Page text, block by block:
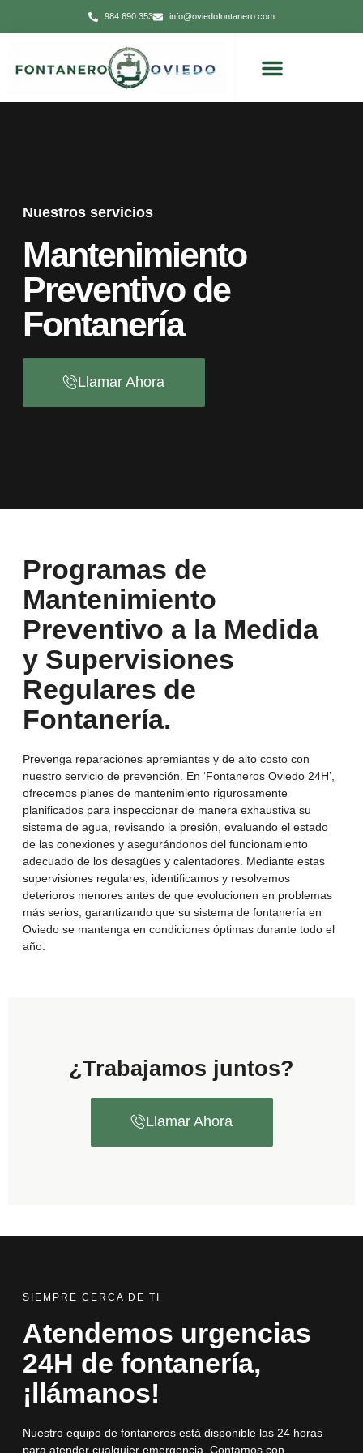
984 690 353 info@oviedofontanero.com
Nuestros servicios
Mantenimiento
Preventivo de
Fontanería
Llamar Ahora
Programas de
Mantenimiento
Preventivo a la Medida
y Supervisiones
Regulares de
Fontanería.
Prevenga reparaciones apremiantes y de alto costo con
nuestro servicio de prevención. En ‘Fontaneros Oviedo 24H’,
ofrecemos planes de mantenimiento rigurosamente
planificados para inspeccionar de manera exhaustiva su
sistema de agua, revisando la presión, evaluando el estado
de las conexiones y asegurándonos del funcionamiento
adecuado de los desagües y calentadores. Mediante estas
supervisiones regulares, identificamos y resolvemos
deterioros menores antes de que evolucionen en problemas
más serios, garantizando que su sistema de fontanería en
Oviedo se mantenga en condiciones óptimas durante todo el
año.
¿Trabajamos juntos?
Llamar Ahora
SIEMPRE CERCA DE TI
Atendemos urgencias
24H de fontanería,
¡llámanos!
Nuestro equipo de fontaneros está disponible las 24 horas
para atender cualquier emergencia. Contamos con